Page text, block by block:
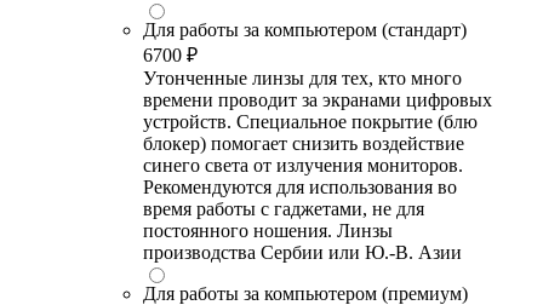
Для работы за компьютером (стандарт)
6700 ₽
Утонченные линзы для тех, кто много
времени проводит за экранами цифровых
устройств. Специальное покрытие (блю
блокер) помогает снизить воздействие
синего света от излучения мониторов.
Рекомендуются для использования во
время работы с гаджетами, не для
постоянного ношения. Линзы
производства Сербии или Ю.-В. Азии
Для работы за компьютером (премиум)